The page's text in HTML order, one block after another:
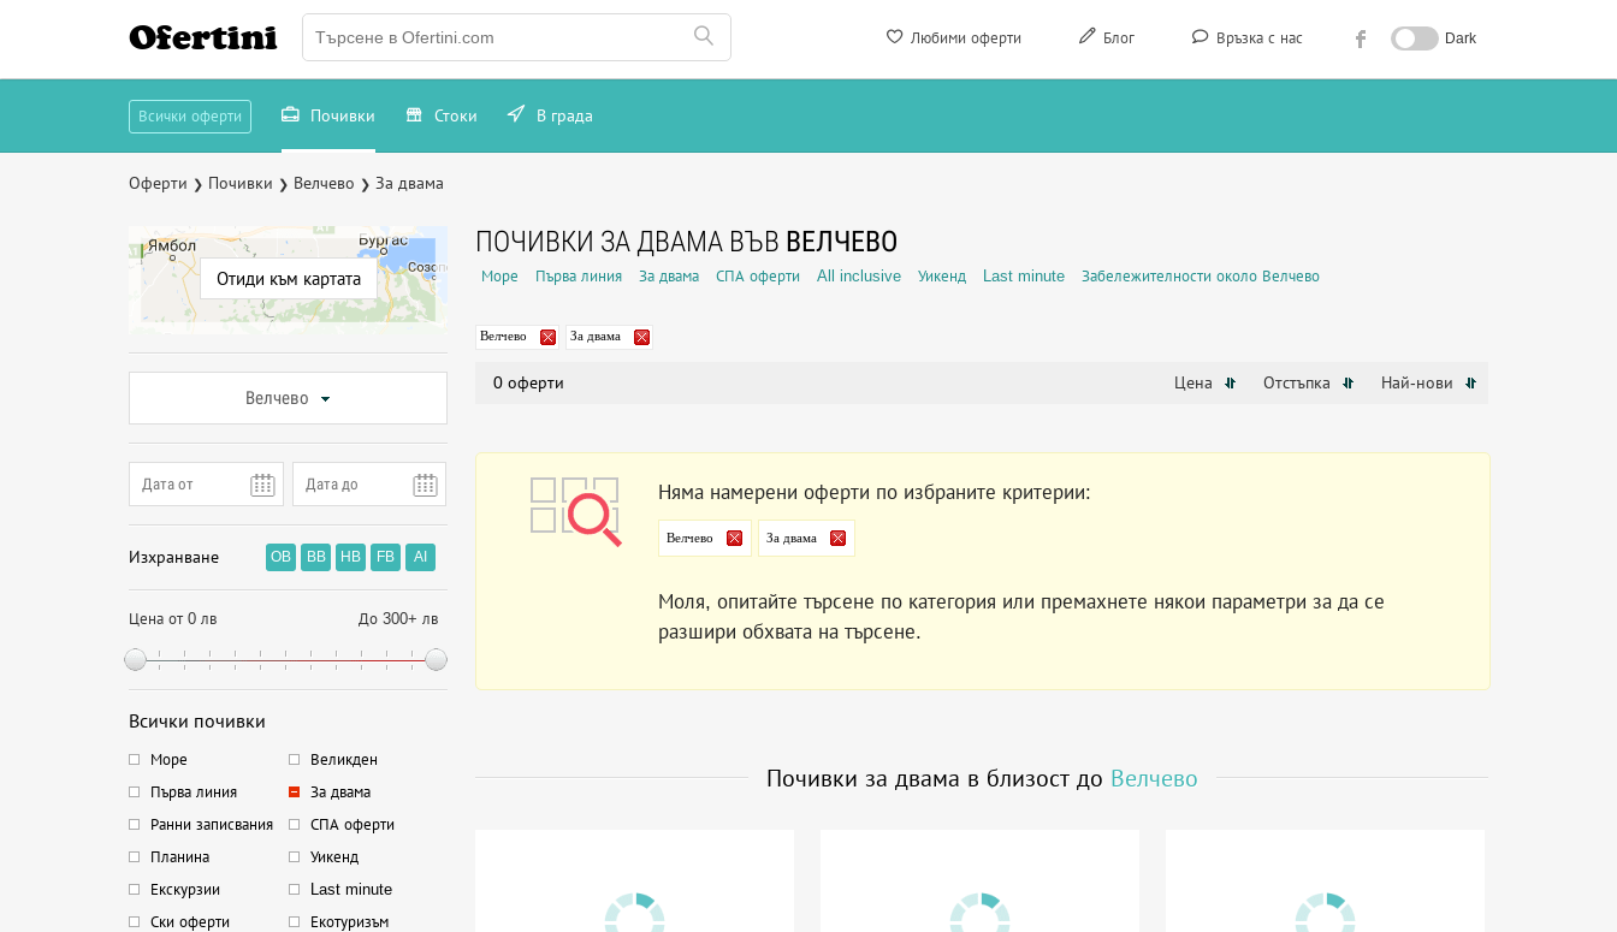
Любими оферти Блог Връзка с нас Dark
Ofertini
Всички оферти Почивки Стоки В града
Оферти ❯ Почивки ❯ Велчево ❯ За двама
Отиди към картата
Велчево
Изхранване OB BB HB FB AI
Цена от 0 лв До 300+ лв
Всички почивки
Море
Великден
Първа линия
За двама
Ранни записвания
СПА оферти
Планина
Уикенд
Екскурзии
Last minute
Ски оферти
Екотуризъм
ПОЧИВКИ ЗА ДВАМА ВЪВ ВЕЛЧЕВО
Море Първа линия За двама СПА оферти All inclusive Уикенд Last minute Забележителности около Велчево
Велчево За двама
0 оферти Цена Отстъпка Най-нови
Няма намерени оферти по избраните критерии:
Велчево За двама
Моля, опитайте търсене по категория или премахнете някои параметри за да се
разшири обхвата на търсене.
Почивки за двама в близост до Велчево